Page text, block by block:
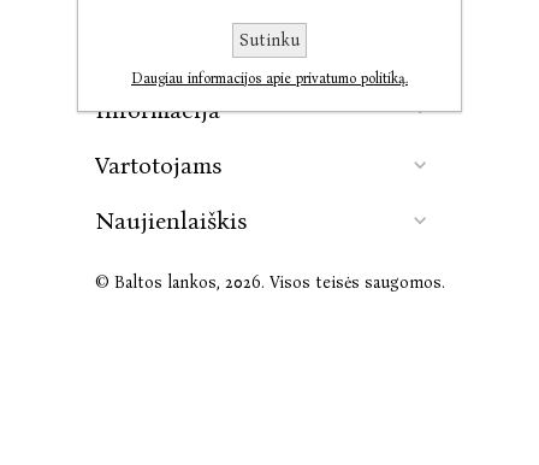
Informacija
Vartotojams
Naujienlaiškis
© Baltos lankos, 2026. Visos teisės saugomos.
Sutinku
Daugiau informacijos apie privatumo politiką.